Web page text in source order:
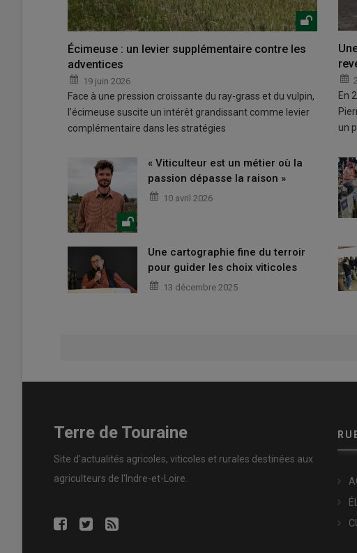
Écimeuse : un levier supplémentaire contre les
adventices
19 juin 2026
Face à une pression croissante du ray-grass et du vulpin,
l’écimeuse suscite un intérêt grandissant comme levier
complémentaire dans les stratégies
En
un
« Viticulteur est un métier où la
passion dépasse la raison »
10 avril 2026
Une cartographie fine du terroir
pour guider les choix viticoles
13 décembre 2025
Terre de Touraine
Site d'actualités agricoles, viticoles et rurales destinées aux
agriculteurs de l'Indre-et-Loire.